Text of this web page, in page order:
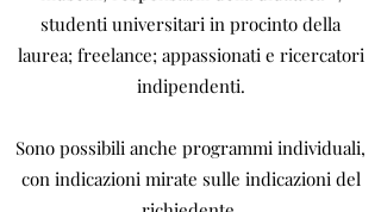
studenti universitari in procinto della
laurea; freelance; appassionati e ricercatori
indipendenti.
Sono possibili anche programmi individuali,
con indicazioni mirate sulle indicazioni del